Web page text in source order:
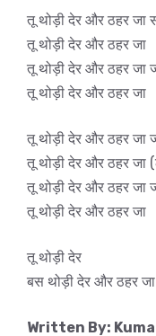
तू थोड़ी देर और ठहर जा
तू थोड़ी देर और ठहर जा
तू थोड़ी देर और ठहर जा
तू थोड़ी देर और ठहर जा
तू थोड़ी देर और ठहर जा
तू थोड़ी देर और ठहर जा
तू थोड़ी देर और ठहर जा
तू थोड़ी देर और ठहर जा
तू थोड़ी देर
बस थोड़ी देर और ठहर जा
Written By: